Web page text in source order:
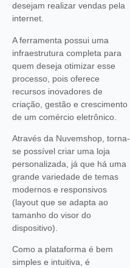
desejam realizar vendas pela
internet.
A ferramenta possui uma
infraestrutura completa para
quem deseja otimizar esse
processo, pois oferece
recursos inovadores de
criação, gestão e crescimento
de um comércio eletrônico.
Através da Nuvemshop, torna-
se possível criar uma loja
personalizada, já que há uma
grande variedade de temas
modernos e responsivos
(layout que se adapta ao
tamanho do visor do
dispositivo).
Como a plataforma é bem
simples e intuitiva, é